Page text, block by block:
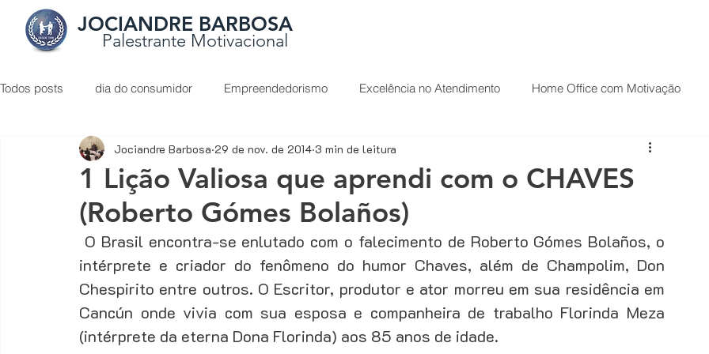
JOCIANDRE BARBOSA
Palestrante Motivacional
Todos posts dia do consumidor Empreendedorismo Excelência no Atendimento Home Office com Motivação
Liderança O Poder do Otimismo palestrante de vendas Palestrante de Motivação
Apresentação de proposta Atendimento ao cliente Carreira
Como vender de porta em porta Desenvolvimento comercial
Dicas de conteúdos sobre vendas Digital Marketing Técnicas de Vendas
1 Lição Valiosa que aprendi com o CHAVES
(Roberto Gómes Bolaños)
Jociandre Barbosa 29 de nov. de 2014 3 min de leitura
intérprete e criador do fenômeno do humor Chaves, além de Champolim, Don
Chespirito entre outros. O Escritor, produtor e ator morreu em sua residência em
Cancún onde vivia com sua esposa e companheira de trabalho Florinda Meza
(intérprete da eterna Dona Florinda) aos 85 anos de idade.